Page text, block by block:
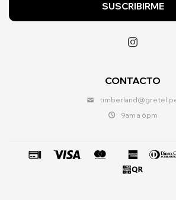
CONTACTO
9am a 6pm
SUSCRIBIRME
